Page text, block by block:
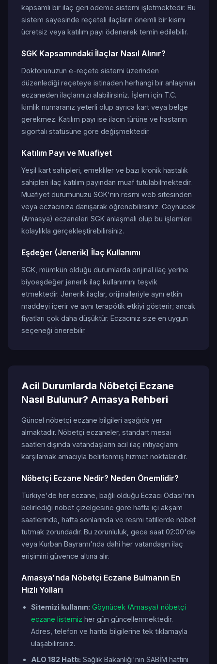
kapsamlı bir ilaç geri ödeme sistemi işletmektedir. Bu
sistem sayesinde reçeteli ilaçların önemli bir kısmı
ücretsiz veya katılım payı ödenerek temin edilebilir.
SGK Kapsamındaki İlaçlar Nasıl Alınır?
Doktorunuzun e-reçete sistemi üzerinden
düzenlediği reçeteye istinaden herhangi bir anlaşmalı
eczaneden ilaçlarınızı alabilirsiniz. İşlem için T.C.
kimlik numaranız yeterli olup ayrıca kart veya belge
gerekmez. Katılım payı ise ilacın türüne ve hastanın
sigortalı statüsüne göre değişmektedir.
Katılım Payı ve Muafiyet
Yeşil kart sahipleri, emekliler ve bazı kronik hastalık
sahipleri ilaç katılım payından muaf tutulabilmektedir.
Muafiyet durumunuzu SGK'nın resmi web sitesinden
veya eczacınıza danışarak öğrenebilirsiniz. Göynücek
(Amasya) eczaneleri SGK anlaşmalı olup bu işlemleri
kolaylıkla gerçekleştirebilirsiniz.
Eşdeğer (Jenerik) İlaç Kullanımı
SGK, mümkün olduğu durumlarda orijinal ilaç yerine
biyoeşdeğer jenerik ilaç kullanımını teşvik
etmektedir. Jenerik ilaçlar, orijinalleriyle aynı etkin
maddeyi içerir ve aynı terapötik etkiyi gösterir; ancak
fiyatları çok daha düşüktür. Eczacınız size en uygun
seçeneği önerebilir.
Acil Durumlarda Nöbetçi Eczane
Nasıl Bulunur? Amasya Rehberi
Güncel nöbetçi eczane bilgileri aşağıda yer
almaktadır. Nöbetçi eczaneler, standart mesai
saatleri dışında vatandaşların acil ilaç ihtiyaçlarını
karşılamak amacıyla belirlenmiş hizmet noktalarıdır.
Nöbetçi Eczane Nedir? Neden Önemlidir?
Türkiye'de her eczane, bağlı olduğu Eczacı Odası'nın
belirlediği nöbet çizelgesine göre hafta içi akşam
saatlerinde, hafta sonlarında ve resmi tatillerde nöbet
tutmak zorundadır. Bu zorunluluk, gece saat 02:00'de
veya Kurban Bayramı'nda dahi her vatandaşın ilaç
erişimini güvence altına alır.
Amasya'nda Nöbetçi Eczane Bulmanın En
Hızlı Yolları
Sitemizi kullanın: Göynücek (Amasya) nöbetçi
eczane listemiz her gün güncellenmektedir.
Adres, telefon ve harita bilgilerine tek tıklamayla
ulaşabilirsiniz.
ALO 182 Hattı: Sağlık Bakanlığı'nın SABİM hattını